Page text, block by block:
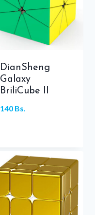
DianSheng
Galaxy
BriliCube II
140 Bs.